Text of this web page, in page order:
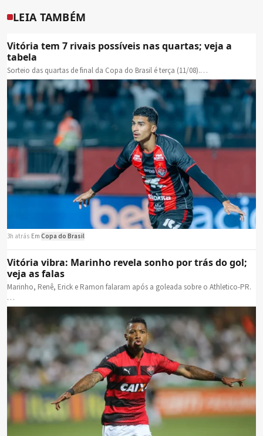
LEIA TAMBÉM
Vitória tem 7 rivais possíveis nas quartas; veja a
tabela
Sorteio das quartas de final da Copa do Brasil é terça (11/08).…
3h atrás Em Copa do Brasil
Vitória vibra: Marinho revela sonho por trás do gol;
veja as falas
Marinho, Renê, Erick e Ramon falaram após a goleada sobre o Athletico-PR.
…